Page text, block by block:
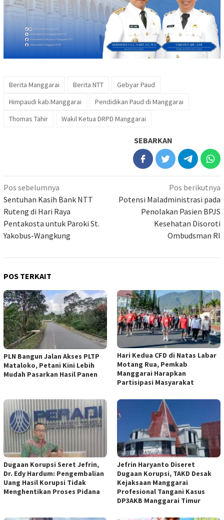
Berita Manggarai Berita NTT
Gebyar Paud
Himpaudi kab.Manggarai
Pendidikan Paud di Manggarai
Thomas Tahir
Wakil Ketua DRPD Manggarai
SEBARKAN
Navigasi
pos
Pos sebelumnya
Sentuhan Kasih Bank NTT
Ruteng di Hari Raya
Pentakosta untuk Paroki St.
Yakobus-Wangkung
Pos berikutnya
Potensi Maladministrasi pada
Penolakan Pasien BPJS
Kesehatan Disoroti
Ombudsman RI
POS TERKAIT
PLN Bangun Jalan Akses PLTP
Mataloko, Petani Kini Lebih
Mudah Pasarkan Hasil Panen
Hari Kedua CFD di Natas Labar
Motang Rua, Pemkab
Manggarai Harapkan
Partisipasi Masyarakat
Dugaan Korupsi Seret Jefrin,
Dr. Edy Hardum: Pengembalian
Uang Hasil Korupsi Tidak
Menghentikan Proses Pidana
Jefrin Haryanto Diseret
Dugaan Korupsi, TAKD Desak
Kejaksaan Manggarai
Profesional Tangani Kasus
DP3AKB Manggarai Timur